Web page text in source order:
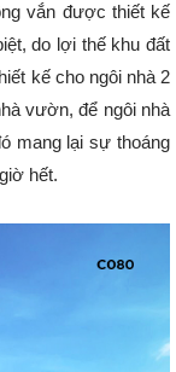
vắn được thiết kế
do lợi thế khu đất
kế cho ngôi nhà 2
vườn, để ngôi nhà
mang lại sự thoáng
hết.